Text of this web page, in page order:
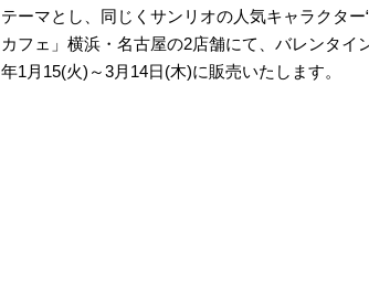
テーマとし、同じくサンリオの人気キャラクタ
カフェ」横浜・名古屋の2店舗にて、バレンタイ
年1月15(火)～3月14日(木)に販売いたします。